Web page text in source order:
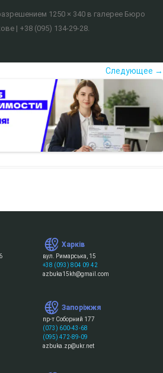
1250 × 340 в галерее Бюро
| +38 (095) 134-29-28
Следующее →
Харків
вул. Римарська, 15
+38 (093) 804 09 42
azbuka15kh@gmail.com
Запоріжжя
пр-т Соборний 177
(073) 600-43-68
(095) 472-89-09
azbuka.zp@ukr.net